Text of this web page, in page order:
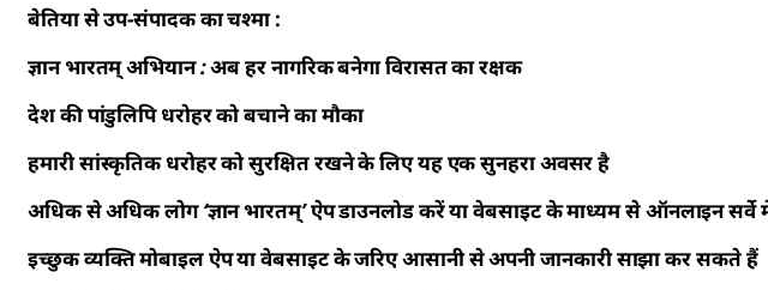
बेतिया से उप-संपादक का चश्मा :
ज्ञान भारतम् अभियान : अब हर नागरिक बनेगा विरासत का रक्षक
देश की पांडुलिपि धरोहर को बचाने का मौका
हमारी सांस्कृतिक धरोहर को सुरक्षित रखने के लिए यह एक सुनहरा अवसर है
अधिक से अधिक लोग ‘ज्ञान भारतम्’ ऐप डाउनलोड करें या वेबसाइट के माध्यम से ऑनलाइन सर्वे
इच्छुक व्यक्ति मोबाइल ऐप या वेबसाइट के जरिए आसानी से अपनी जानकारी साझा कर सकते हैं